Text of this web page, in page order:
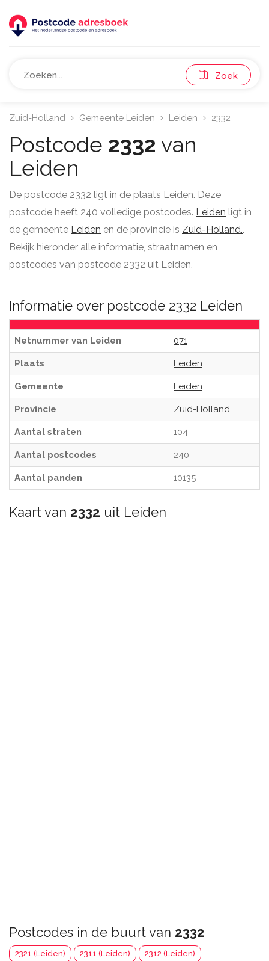
Zoek
Zuid-Holland Gemeente Leiden Leiden 2332
Postcode 2332 van
Leiden
De postcode 2332 ligt in de plaats Leiden. Deze
postcode heeft 240 volledige postcodes. Leiden ligt in
de gemeente Leiden en de provincie is Zuid-Holland..
Bekijk hieronder alle informatie, straatnamen en
postcodes van postcode 2332 uit Leiden.
Informatie over postcode 2332 Leiden
Netnummer van Leiden 071
Plaats Leiden
Gemeente Leiden
Provincie Zuid-Holland
Aantal straten 104
Aantal postcodes 240
Aantal panden 10135
Kaart van 2332 uit Leiden
Postcodes in de buurt van 2332
2321 (Leiden) 2311 (Leiden) 2312 (Leiden)